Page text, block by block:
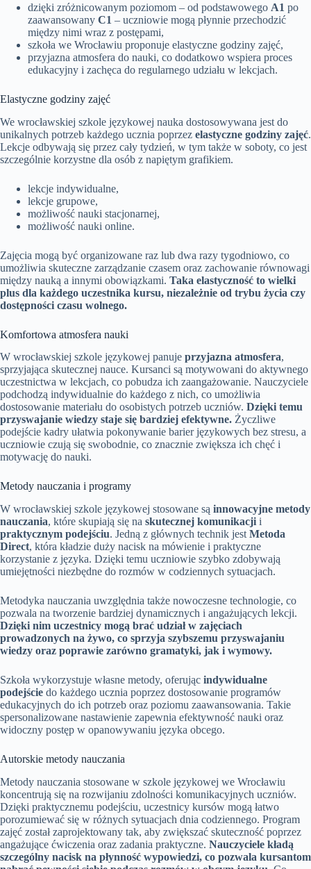
dzięki zróżnicowanym poziomom – od podstawowego A1 po
zaawansowany C1 – uczniowie mogą płynnie przechodzić
między nimi wraz z postępami,
szkoła we Wrocławiu proponuje elastyczne godziny zajęć,
przyjazna atmosfera do nauki, co dodatkowo wspiera proces
edukacyjny i zachęca do regularnego udziału w lekcjach.
Elastyczne godziny zajęć
We wrocławskiej szkole językowej nauka dostosowywana jest do
unikalnych potrzeb każdego ucznia poprzez elastyczne godziny zajęć.
Lekcje odbywają się przez cały tydzień, w tym także w soboty, co jest
szczególnie korzystne dla osób z napiętym grafikiem.
lekcje indywidualne,
lekcje grupowe,
możliwość nauki stacjonarnej,
możliwość nauki online.
Zajęcia mogą być organizowane raz lub dwa razy tygodniowo, co
umożliwia skuteczne zarządzanie czasem oraz zachowanie równowagi
między nauką a innymi obowiązkami. Taka elastyczność to wielki
plus dla każdego uczestnika kursu, niezależnie od trybu życia czy
dostępności czasu wolnego.
Komfortowa atmosfera nauki
W wrocławskiej szkole językowej panuje przyjazna atmosfera,
sprzyjająca skutecznej nauce. Kursanci są motywowani do aktywnego
uczestnictwa w lekcjach, co pobudza ich zaangażowanie. Nauczyciele
podchodzą indywidualnie do każdego z nich, co umożliwia
dostosowanie materiału do osobistych potrzeb uczniów. Dzięki temu
przyswajanie wiedzy staje się bardziej efektywne. Życzliwe
podejście kadry ułatwia pokonywanie barier językowych bez stresu, a
uczniowie czują się swobodnie, co znacznie zwiększa ich chęć i
motywację do nauki.
Metody nauczania i programy
W wrocławskiej szkole językowej stosowane są innowacyjne metody
nauczania, które skupiają się na skutecznej komunikacji i
praktycznym podejściu. Jedną z głównych technik jest Metoda
Direct, która kładzie duży nacisk na mówienie i praktyczne
korzystanie z języka. Dzięki temu uczniowie szybko zdobywają
umiejętności niezbędne do rozmów w codziennych sytuacjach.
Metodyka nauczania uwzględnia także nowoczesne technologie, co
pozwala na tworzenie bardziej dynamicznych i angażujących lekcji.
Dzięki nim uczestnicy mogą brać udział w zajęciach
prowadzonych na żywo, co sprzyja szybszemu przyswajaniu
wiedzy oraz poprawie zarówno gramatyki, jak i wymowy.
Szkoła wykorzystuje własne metody, oferując indywidualne
podejście do każdego ucznia poprzez dostosowanie programów
edukacyjnych do ich potrzeb oraz poziomu zaawansowania. Takie
spersonalizowane nastawienie zapewnia efektywność nauki oraz
widoczny postęp w opanowywaniu języka obcego.
Autorskie metody nauczania
Metody nauczania stosowane w szkole językowej we Wrocławiu
koncentrują się na rozwijaniu zdolności komunikacyjnych uczniów.
Dzięki praktycznemu podejściu, uczestnicy kursów mogą łatwo
porozumiewać się w różnych sytuacjach dnia codziennego. Program
zajęć został zaprojektowany tak, aby zwiększać skuteczność poprzez
angażujące ćwiczenia oraz zadania praktyczne. Nauczyciele kładą
szczególny nacisk na płynność wypowiedzi, co pozwala kursantom